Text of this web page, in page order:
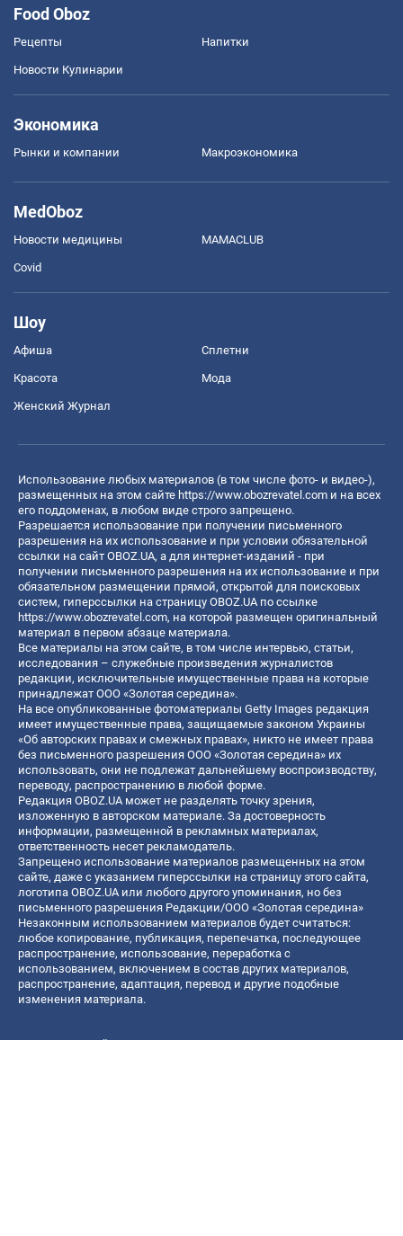
Food Oboz
Рецепты Напитки
Новости Кулинарии
Экономика
Рынки и компании Mакроэкономика
MedOboz
Новости медицины MAMACLUB
Covid
Шоу
Афиша Сплетни
Красота Мода
Женский Журнал
Использование любых материалов (в том числе фото- и видео-),
размещенных на этом сайте https://www.obozrevatel.com и на всех
его поддоменах, в любом виде строго запрещено.
Разрешается использование при получении письменного
разрешения на их использование и при условии обязательной
ссылки на сайт OBOZ.UA, а для интернет-изданий - при
получении письменного разрешения на их использование и при
обязательном размещении прямой, открытой для поисковых
систем, гиперссылки на страницу OBOZ.UA по ссылке
https://www.obozrevatel.com, на которой размещен оригинальный
материал в первом абзаце материала.
Все материалы на этом сайте, в том числе интервью, статьи,
исследования – служебные произведения журналистов
редакции, исключительные имущественные права на которые
принадлежат ООО «Золотая середина».
На все опубликованные фотоматериалы Getty Images редакция
имеет имущественные права, защищаемые законом Украины
«Об авторских правах и смежных правах», никто не имеет права
без письменного разрешения ООО «Золотая середина» их
использовать, они не подлежат дальнейшему воспроизводству,
переводу, распространению в любой форме.
Редакция OBOZ.UA может не разделять точку зрения,
изложенную в авторском материале. За достоверность
информации, размещенной в рекламных материалах,
ответственность несет рекламодатель.
Запрещено использование материалов размещенных на этом
сайте, даже с указанием гиперссылки на страницу этого сайта,
логотипа OBOZ.UA или любого другого упоминания, но без
письменного разрешения Редакции/ООО «Золотая середина»
Незаконным использованием материалов будет считаться:
любое копирование, публикация, перепечатка, последующее
распространение, использование, переработка с
использованием, включением в состав других материалов,
распространение, адаптация, перевод и другие подобные
изменения материала.
Название онлайн медиа — «OBOZ.UA»